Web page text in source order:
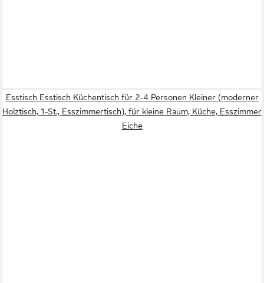
Esstisch Esstisch Küchentisch für 2-4 Personen Kleiner (moderner
Holztisch, 1-St., Esszimmertisch), für kleine Raum, Küche, Esszimmer
Eiche